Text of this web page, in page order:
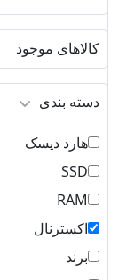
کالاهای موجود
دسته بندی
هارد دیسک
SSD
RAM
اکسترنال
برند